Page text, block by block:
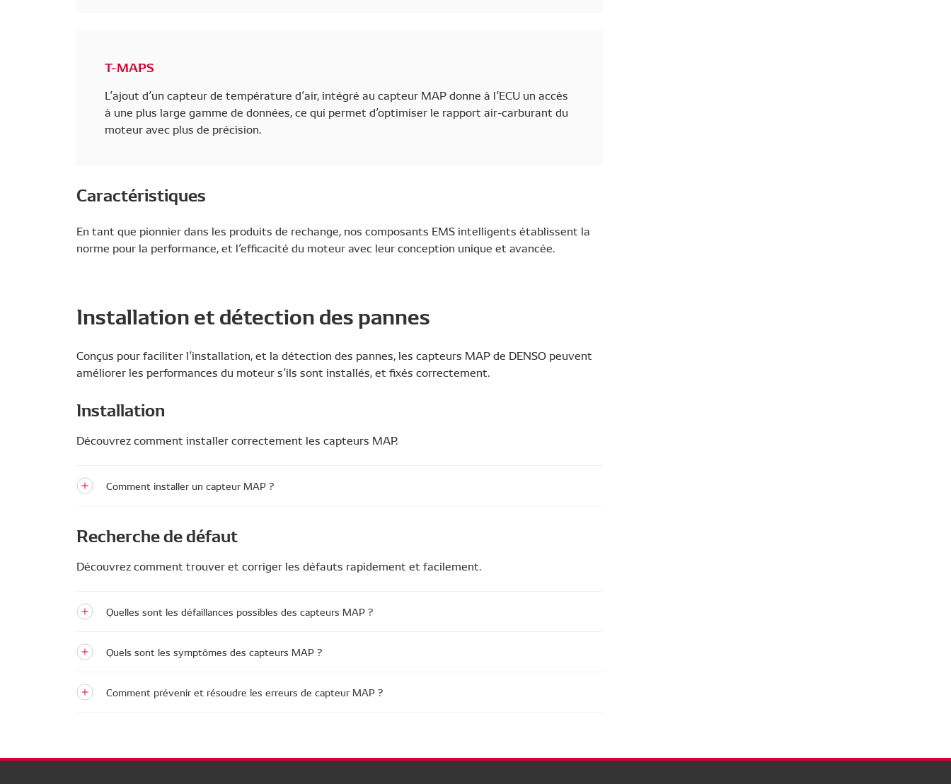
T-MAPS
L’ajout d’un capteur de température d’air, intégré au capteur MAP donne à l’ECU un accès
à une plus large gamme de données, ce qui permet d’optimiser le rapport air-carburant du
moteur avec plus de précision.
Caractéristiques
En tant que pionnier dans les produits de rechange, nos composants EMS intelligents établissent la
norme pour la performance, et l’efficacité du moteur avec leur conception unique et avancée.
Installation et détection des pannes
Conçus pour faciliter l’installation, et la détection des pannes, les capteurs MAP de DENSO peuvent
améliorer les performances du moteur s’ils sont installés, et fixés correctement.
Installation
Découvrez comment installer correctement les capteurs MAP.
Comment installer un capteur MAP ?
Recherche de défaut
Découvrez comment trouver et corriger les défauts rapidement et facilement.
Quelles sont les défaillances possibles des capteurs MAP ?
Quels sont les symptômes des capteurs MAP ?
Comment prévenir et résoudre les erreurs de capteur MAP ?